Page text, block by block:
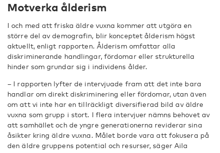
Motverka ålderism
I och med att friska äldre vuxna kommer att utgöra en
större del av demografin, blir konceptet ålderism högst
aktuellt, enligt rapporten. Ålderism omfattar alla
diskriminerande handlingar, fördomar eller strukturella
hinder som grundar sig i individens ålder.
– I rapporten lyfter de intervjuade fram att det inte bara
handlar om direkt diskriminering eller fördomar, utan även
om att vi inte har en tillräckligt diversifierad bild av äldre
vuxna som grupp i stort. I flera intervjuer nämns behovet av
att samhället och de yngre generationerna reviderar sina
åsikter kring äldre vuxna. Målet borde vara att fokusera på
den äldre gruppens potential och resurser, säger Aila